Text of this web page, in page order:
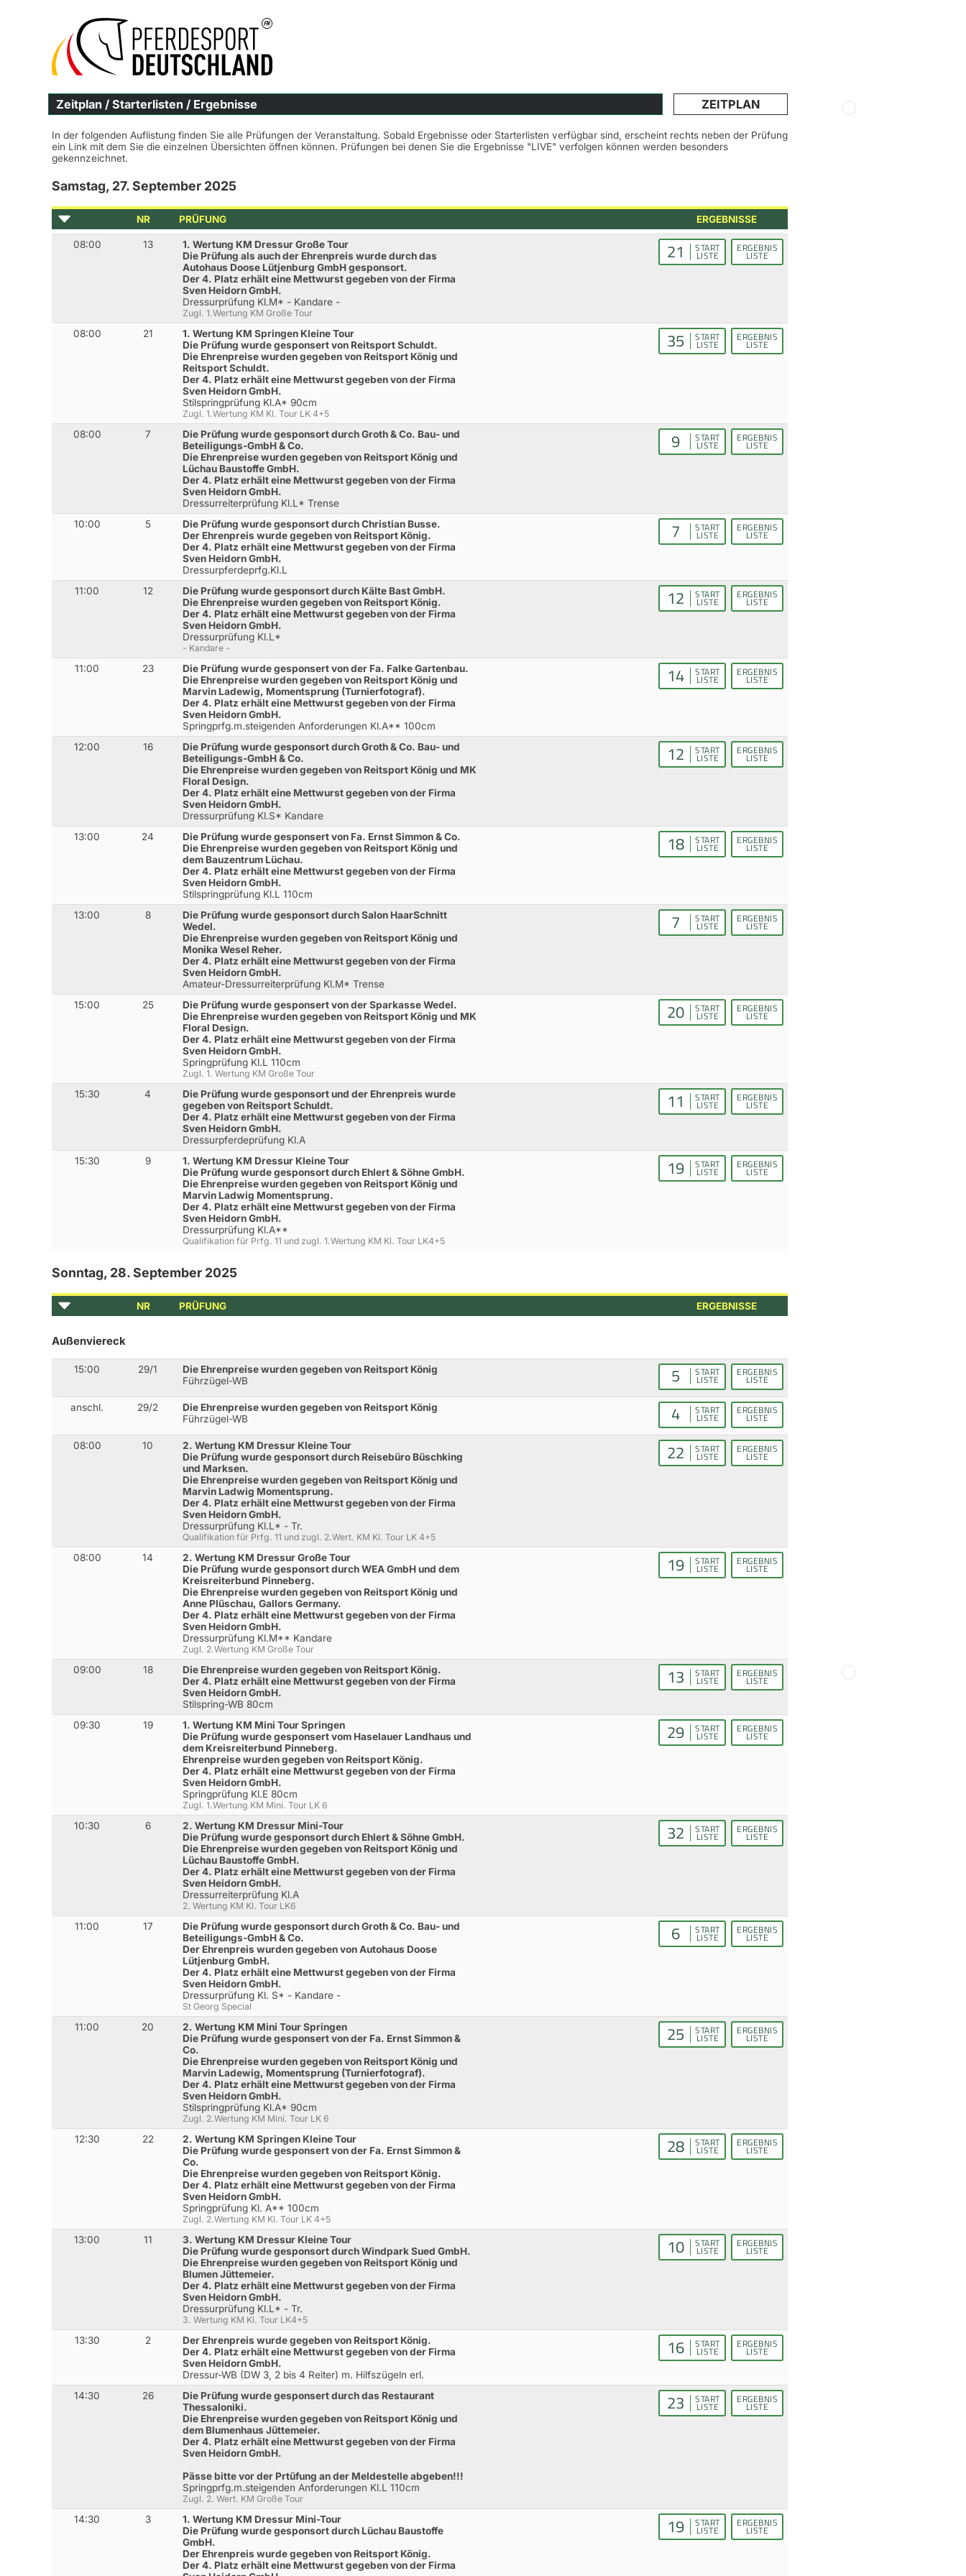
Zeitplan / Starterlisten / Ergebnisse ZEITPLAN
In der folgenden Auflistung finden Sie alle Prüfungen der Veranstaltung. Sobald Ergebnisse oder Starterlisten verfügbar sind, erscheint rechts neben der Prüfung
ein Link mit dem Sie die einzelnen Übersichten öffnen können. Prüfungen bei denen Sie die Ergebnisse "LIVE" verfolgen können werden besonders
gekennzeichnet.
Samstag, 27. September 2025
NR PRÜFUNG ERGEBNISSE
08:00 13
1. Wertung KM Dressur Große Tour
Die Prüfung als auch der Ehrenpreis wurde durch das
Autohaus Doose Lütjenburg GmbH gesponsort.
Der 4. Platz erhält eine Mettwurst gegeben von der Firma
Sven Heidorn GmbH.
Dressurprüfung Kl.M* - Kandare -
Zugl. 1.Wertung KM Große Tour
21 START
LISTE
ERGEBNIS
LISTE
08:00 21
1. Wertung KM Springen Kleine Tour
Die Prüfung wurde gesponsert von Reitsport Schuldt.
Die Ehrenpreise wurden gegeben von Reitsport König und
Reitsport Schuldt.
Der 4. Platz erhält eine Mettwurst gegeben von der Firma
Sven Heidorn GmbH.
Stilspringprüfung Kl.A* 90cm
Zugl. 1.Wertung KM Kl. Tour LK 4+5
35 START
LISTE
ERGEBNIS
LISTE
08:00 7
Die Prüfung wurde gesponsort durch Groth & Co. Bau- und
Beteiligungs-GmbH & Co.
Die Ehrenpreise wurden gegeben von Reitsport König und
Lüchau Baustoffe GmbH.
Der 4. Platz erhält eine Mettwurst gegeben von der Firma
Sven Heidorn GmbH.
Dressurreiterprüfung Kl.L* Trense
9 START
LISTE
ERGEBNIS
LISTE
10:00 5
Die Prüfung wurde gesponsort durch Christian Busse.
Der Ehrenpreis wurde gegeben von Reitsport König.
Der 4. Platz erhält eine Mettwurst gegeben von der Firma
Sven Heidorn GmbH.
Dressurpferdeprfg.Kl.L
7 START
LISTE
ERGEBNIS
LISTE
11:00 12
Die Prüfung wurde gesponsort durch Kälte Bast GmbH.
Die Ehrenpreise wurden gegeben von Reitsport König.
Der 4. Platz erhält eine Mettwurst gegeben von der Firma
Sven Heidorn GmbH.
Dressurprüfung Kl.L*
- Kandare -
12 START
LISTE
ERGEBNIS
LISTE
11:00 23
Die Prüfung wurde gesponsert von der Fa. Falke Gartenbau.
Die Ehrenpreise wurden gegeben von Reitsport König und
Marvin Ladewig, Momentsprung (Turnierfotograf).
Der 4. Platz erhält eine Mettwurst gegeben von der Firma
Sven Heidorn GmbH.
Springprfg.m.steigenden Anforderungen Kl.A** 100cm
14 START
LISTE
ERGEBNIS
LISTE
12:00 16
Die Prüfung wurde gesponsort durch Groth & Co. Bau- und
Beteiligungs-GmbH & Co.
Die Ehrenpreise wurden gegeben von Reitsport König und MK
Floral Design.
Der 4. Platz erhält eine Mettwurst gegeben von der Firma
Sven Heidorn GmbH.
Dressurprüfung Kl.S* Kandare
12 START
LISTE
ERGEBNIS
LISTE
13:00 24
Die Prüfung wurde gesponsert von Fa. Ernst Simmon & Co.
Die Ehrenpreise wurden gegeben von Reitsport König und
dem Bauzentrum Lüchau.
Der 4. Platz erhält eine Mettwurst gegeben von der Firma
Sven Heidorn GmbH.
Stilspringprüfung Kl.L 110cm
18 START
LISTE
ERGEBNIS
LISTE
13:00 8
Die Prüfung wurde gesponsort durch Salon HaarSchnitt
Wedel.
Die Ehrenpreise wurden gegeben von Reitsport König und
Monika Wesel Reher.
Der 4. Platz erhält eine Mettwurst gegeben von der Firma
Sven Heidorn GmbH.
Amateur-Dressurreiterprüfung Kl.M* Trense
7 START
LISTE
ERGEBNIS
LISTE
15:00 25
Die Prüfung wurde gesponsert von der Sparkasse Wedel.
Die Ehrenpreise wurden gegeben von Reitsport König und MK
Floral Design.
Der 4. Platz erhält eine Mettwurst gegeben von der Firma
Sven Heidorn GmbH.
Springprüfung Kl.L 110cm
Zugl. 1. Wertung KM Große Tour
20 START
LISTE
ERGEBNIS
LISTE
15:30 4
Die Prüfung wurde gesponsort und der Ehrenpreis wurde
gegeben von Reitsport Schuldt.
Der 4. Platz erhält eine Mettwurst gegeben von der Firma
Sven Heidorn GmbH.
Dressurpferdeprüfung Kl.A
11 START
LISTE
ERGEBNIS
LISTE
15:30 9
1. Wertung KM Dressur Kleine Tour
Die Prüfung wurde gesponsort durch Ehlert & Söhne GmbH.
Die Ehrenpreise wurden gegeben von Reitsport König und
Marvin Ladwig Momentsprung.
Der 4. Platz erhält eine Mettwurst gegeben von der Firma
Sven Heidorn GmbH.
Dressurprüfung Kl.A**
Qualifikation für Prfg. 11 und zugl. 1.Wertung KM Kl. Tour LK4+5
19 START
LISTE
ERGEBNIS
LISTE
Sonntag, 28. September 2025
NR PRÜFUNG ERGEBNISSE
Außenviereck
15:00 29/1
Die Ehrenpreise wurden gegeben von Reitsport König
Führzügel-WB
5 START
LISTE
ERGEBNIS
LISTE
anschl. 29/2
Die Ehrenpreise wurden gegeben von Reitsport König
Führzügel-WB
4 START
LISTE
ERGEBNIS
LISTE
08:00 10
2. Wertung KM Dressur Kleine Tour
Die Prüfung wurde gesponsort durch Reisebüro Büschking
und Marksen.
Die Ehrenpreise wurden gegeben von Reitsport König und
Marvin Ladwig Momentsprung.
Der 4. Platz erhält eine Mettwurst gegeben von der Firma
Sven Heidorn GmbH.
Dressurprüfung Kl.L* - Tr.
Qualifikation für Prfg. 11 und zugl. 2.Wert. KM Kl. Tour LK 4+5
22 START
LISTE
ERGEBNIS
LISTE
08:00 14
2. Wertung KM Dressur Große Tour
Die Prüfung wurde gesponsort durch WEA GmbH und dem
Kreisreiterbund Pinneberg.
Die Ehrenpreise wurden gegeben von Reitsport König und
Anne Plüschau, Gallors Germany.
Der 4. Platz erhält eine Mettwurst gegeben von der Firma
Sven Heidorn GmbH.
Dressurprüfung Kl.M** Kandare
Zugl. 2.Wertung KM Große Tour
19 START
LISTE
ERGEBNIS
LISTE
09:00 18
Die Ehrenpreise wurden gegeben von Reitsport König.
Der 4. Platz erhält eine Mettwurst gegeben von der Firma
Sven Heidorn GmbH.
Stilspring-WB 80cm
13 START
LISTE
ERGEBNIS
LISTE
09:30 19
1. Wertung KM Mini Tour Springen
Die Prüfung wurde gesponsert vom Haselauer Landhaus und
dem Kreisreiterbund Pinneberg.
Ehrenpreise wurden gegeben von Reitsport König.
Der 4. Platz erhält eine Mettwurst gegeben von der Firma
Sven Heidorn GmbH.
Springprüfung Kl.E 80cm
Zugl. 1.Wertung KM Mini. Tour LK 6
29 START
LISTE
ERGEBNIS
LISTE
10:30 6
2. Wertung KM Dressur Mini-Tour
Die Prüfung wurde gesponsort durch Ehlert & Söhne GmbH.
Die Ehrenpreise wurden gegeben von Reitsport König und
Lüchau Baustoffe GmbH.
Der 4. Platz erhält eine Mettwurst gegeben von der Firma
Sven Heidorn GmbH.
Dressurreiterprüfung Kl.A
2. Wertung KM Kl. Tour LK6
32 START
LISTE
ERGEBNIS
LISTE
11:00 17
Die Prüfung wurde gesponsort durch Groth & Co. Bau- und
Beteiligungs-GmbH & Co.
Der Ehrenpreis wurden gegeben von Autohaus Doose
Lütjenburg GmbH.
Der 4. Platz erhält eine Mettwurst gegeben von der Firma
Sven Heidorn GmbH.
Dressurprüfung Kl. S* - Kandare -
St Georg Special
6 START
LISTE
ERGEBNIS
LISTE
11:00 20
2. Wertung KM Mini Tour Springen
Die Prüfung wurde gesponsert von der Fa. Ernst Simmon &
Co.
Die Ehrenpreise wurden gegeben von Reitsport König und
Marvin Ladewig, Momentsprung (Turnierfotograf).
Der 4. Platz erhält eine Mettwurst gegeben von der Firma
Sven Heidorn GmbH.
Stilspringprüfung Kl.A* 90cm
Zugl. 2.Wertung KM Mini. Tour LK 6
25 START
LISTE
ERGEBNIS
LISTE
12:30 22
2. Wertung KM Springen Kleine Tour
Die Prüfung wurde gesponsert von der Fa. Ernst Simmon &
Co.
Die Ehrenpreise wurden gegeben von Reitsport König.
Der 4. Platz erhält eine Mettwurst gegeben von der Firma
Sven Heidorn GmbH.
Springprüfung Kl. A** 100cm
Zugl. 2.Wertung KM Kl. Tour LK 4+5
28 START
LISTE
ERGEBNIS
LISTE
13:00 11
3. Wertung KM Dressur Kleine Tour
Die Prüfung wurde gesponsort durch Windpark Sued GmbH.
Die Ehrenpreise wurden gegeben von Reitsport König und
Blumen Jüttemeier.
Der 4. Platz erhält eine Mettwurst gegeben von der Firma
Sven Heidorn GmbH.
Dressurprüfung Kl.L* - Tr.
3. Wertung KM Kl. Tour LK4+5
10 START
LISTE
ERGEBNIS
LISTE
13:30 2
Der Ehrenpreis wurde gegeben von Reitsport König.
Der 4. Platz erhält eine Mettwurst gegeben von der Firma
Sven Heidorn GmbH.
Dressur-WB (DW 3, 2 bis 4 Reiter) m. Hilfszügeln erl.
16 START
LISTE
ERGEBNIS
LISTE
14:30 26
Die Prüfung wurde gesponsert durch das Restaurant
Thessaloniki.
Die Ehrenpreise wurden gegeben von Reitsport König und
dem Blumenhaus Jüttemeier.
Der 4. Platz erhält eine Mettwurst gegeben von der Firma
Sven Heidorn GmbH.
Pässe bitte vor der Prtüfung an der Meldestelle abgeben!!!
Springprfg.m.steigenden Anforderungen Kl.L 110cm
Zugl. 2. Wert. KM Große Tour
23 START
LISTE
ERGEBNIS
LISTE
14:30 3
1. Wertung KM Dressur Mini-Tour
Die Prüfung wurde gesponsort durch Lüchau Baustoffe
GmbH.
Der Ehrenpreis wurde gegeben von Reitsport König.
Der 4. Platz erhält eine Mettwurst gegeben von der Firma
19 START
LISTE
ERGEBNIS
LISTE